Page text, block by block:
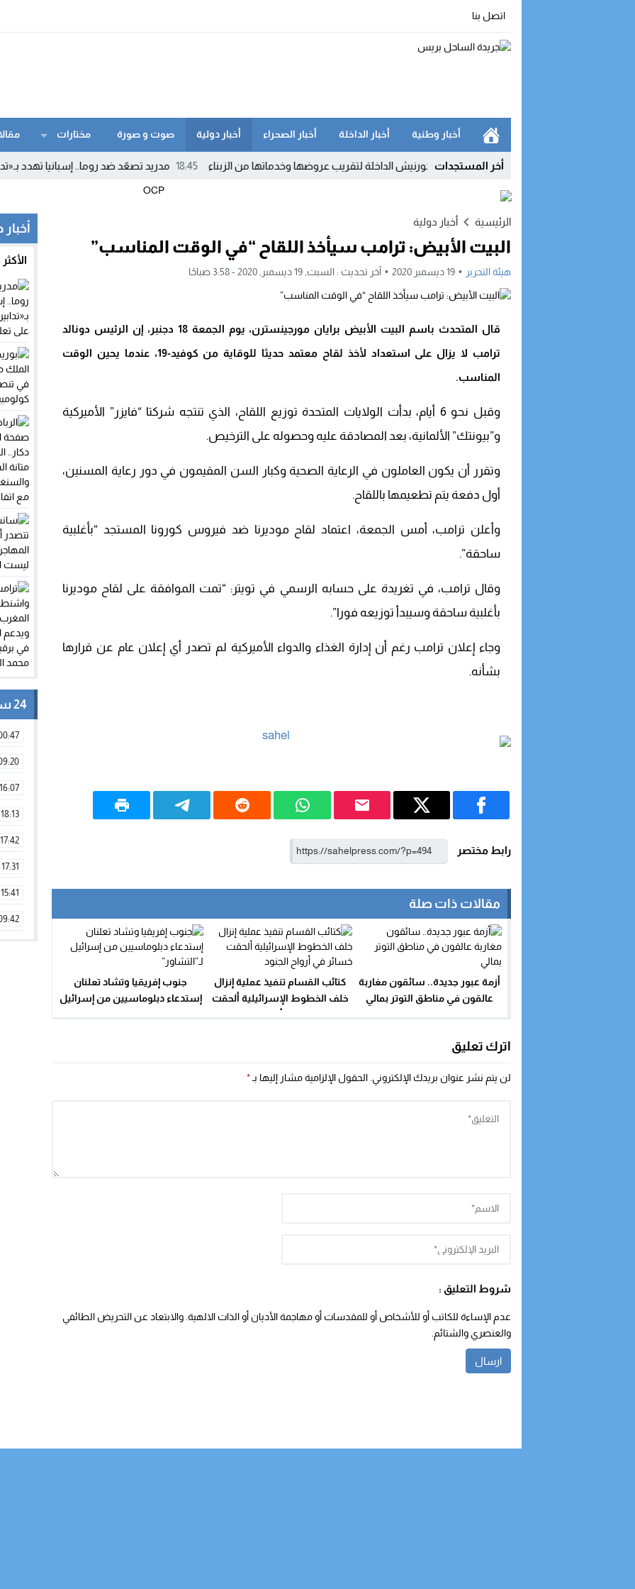
اتصل بنا
أخبار وطنية أخبار الداخلة أخبار الصحراء أخبار دولية صوت و صورة مختارات
أخر المستجدات
اتصالات المغرب تنزل إلى كورنيش الداخلة لتقريب عروضها وخدماتها من الزبناء 18:45 مدريد تصعّد ضد روما.. إسبانيا تهدد بـ«تدابير
الرئيسية أخبار دولية
البيت الأبيض: ترامب سيأخذ اللقاح “في الوقت المناسب”
هيئة التحرير 19 ديسمبر 2020 آخر تحديث : السبت, 19 ديسمبر, 2020 - 3:58 صباحًا
قال المتحدث باسم البيت الأبيض برايان مورجينسترن، يوم الجمعة 18 دجنبر، إن الرئيس دونالد
ترامب لا يزال على استعداد لأخذ لقاح معتمد حديثا للوقاية من كوفيد-19، عندما يحين الوقت
المناسب.
وقبل نحو 6 أيام، بدأت الولايات المتحدة توزيع اللقاح، الذي تنتجه شركتا “فايزر” الأميركية
و”بيونتك” الألمانية، بعد المصادقة عليه وحصوله على الترخيص.
وتقرر أن يكون العاملون في الرعاية الصحية وكبار السن المقيمون في دور رعاية المسنين،
أول دفعة يتم تطعيمها باللقاح.
وأعلن ترامب، أمس الجمعة، اعتماد لقاح موديرنا ضد فيروس كورونا المستجد “بأغلبية
ساحقة”.
وقال ترامب، في تغريدة على حسابه الرسمي في تويتر: “تمت الموافقة على لقاح موديرنا
بأغلبية ساحقة وسيبدأ توزيعه فورا”.
وجاء إعلان ترامب رغم أن إدارة الغذاء والدواء الأميركية لم تصدر أي إعلان عام عن قرارها
بشأنه.
رابط مختصر
مقالات ذات صلة
أزمة عبور جديدة.. سائقون مغاربة
عالقون في مناطق التوتر بمالي
كتائب القسام تنفيذ عملية إنزال
خلف الخطوط الإسرائيلية ألحقت
جنوب إفريقيا وتشاد تعلنان
إستدعاء دبلوماسيين من إسرائيل
اترك تعليق
لن يتم نشر عنوان بريدك الإلكتروني. الحقول الإلزامية مشار إليها بـ *
شروط التعليق :
عدم الإساءة للكاتب أو للأشخاص أو للمقدسات أو مهاجمة الأديان أو الذات الالهية. والابتعاد عن التحريض الطائفي
والعنصري والشتائم.
أخبار
24 ساعة
16:07
18:13
17:42
17:31
15:41